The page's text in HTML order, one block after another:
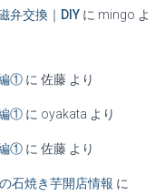
弁交換｜DIY に mingo よ
① に 佐藤 より
① に oyakata より
① に 佐藤 より
石焼き芋開店情報 に